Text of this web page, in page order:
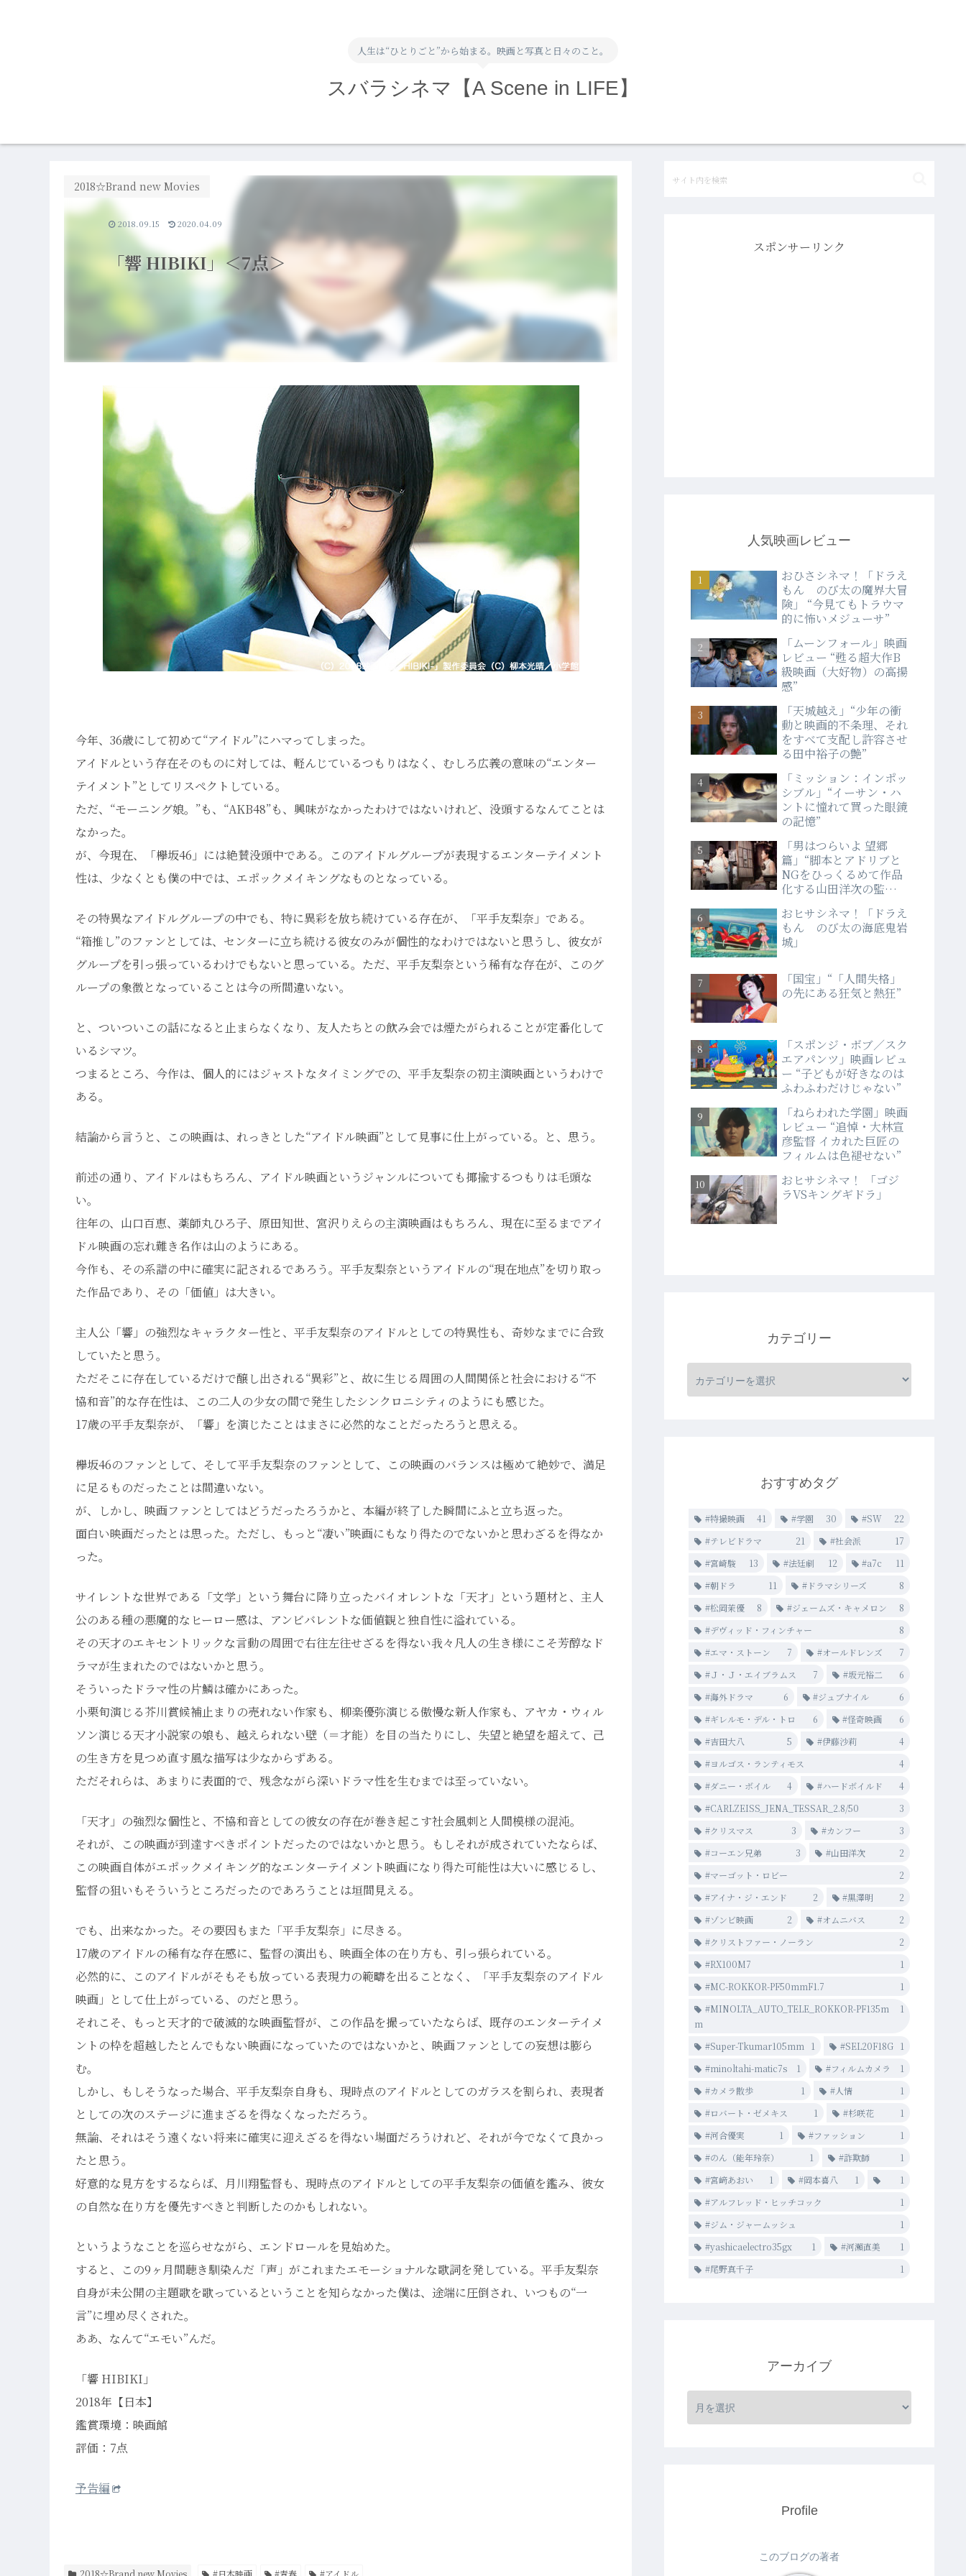
人生は“ひとりごと”から始まる。映画と写真と日々のこと。
スバラシネマ【A Scene in LIFE】
「響 HIBIKI」＜7点＞
2018☆Brand new Movies
2018.09.15 2020.04.09
今年、36歳にして初めて“アイドル”にハマってしまった。
アイドルという存在そのものに対しては、軽んじているつもりはなく、むしろ広義の意味の“エンター
テイメント”としてリスペクトしている。
ただ、“モーニング娘。”も、“AKB48”も、興味がなかったわけではないけれど、没頭するなんてことは
なかった。
が、今現在、「欅坂46」には絶賛没頭中である。このアイドルグループが表現するエンターテイメント
性は、少なくとも僕の中では、エポックメイキングなものとなっている。
その特異なアイドルグループの中でも、特に異彩を放ち続けている存在が、「平手友梨奈」である。
“箱推し”のファンとしては、センターに立ち続ける彼女のみが個性的なわけではないと思うし、彼女が
グループを引っ張っているわけでもないと思っている。ただ、平手友梨奈という稀有な存在が、このグ
ループの象徴となっていることは今の所間違いない。
と、ついついこの話になると止まらなくなり、友人たちとの飲み会では煙たがられることが定番化して
いるシマツ。
つまるところ、今作は、個人的にはジャストなタイミングでの、平手友梨奈の初主演映画というわけで
ある。
結論から言うと、この映画は、れっきとした“アイドル映画”として見事に仕上がっている。と、思う。
前述の通り、アイドルはもちろん、アイドル映画というジャンルについても揶揄するつもりは毛頭な
い。
往年の、山口百恵、薬師丸ひろ子、原田知世、宮沢りえらの主演映画はもちろん、現在に至るまでアイ
ドル映画の忘れ難き名作は山のようにある。
今作も、その系譜の中に確実に記されるであろう。平手友梨奈というアイドルの“現在地点”を切り取っ
た作品であり、その「価値」は大きい。
主人公「響」の強烈なキャラクター性と、平手友梨奈のアイドルとしての特異性も、奇妙なまでに合致
していたと思う。
ただそこに存在しているだけで醸し出される“異彩”と、故に生じる周囲の人間関係と社会における“不
協和音”的な存在性は、この二人の少女の間で発生したシンクロニシティのようにも感じた。
17歳の平手友梨奈が、「響」を演じたことはまさに必然的なことだったろうと思える。
欅坂46のファンとして、そして平手友梨奈のファンとして、この映画のバランスは極めて絶妙で、満足
に足るものだったことは間違いない。
が、しかし、映画ファンとしてはどうだったろうかと、本編が終了した瞬間にふと立ち返った。
面白い映画だったとは思った。ただし、もっと“凄い”映画にもなり得たのでないかと思わざるを得なか
った。
サイレントな世界である「文学」という舞台に降り立ったバイオレントな「天才」という題材と、主人
公のある種の悪魔的なヒーロー感は、アンビバレントな価値観と独自性に溢れている。
その天才のエキセントリックな言動の周囲で右往左往せざるを得ない我々凡人の生き様にこそ芳醇なド
ラマが生まれたのではないかと思う。
そういったドラマ性の片鱗は確かにあった。
小栗旬演じる芥川賞候補止まりの売れない作家も、柳楽優弥演じる傲慢な新人作家も、アヤカ・ウィル
ソン演じる天才小説家の娘も、越えられない壁（＝才能）を目の当たりにし、失望と絶望を超えて、己
の生き方を見つめ直す風な描写は少なからずある。
ただそれらは、あまりに表面的で、残念ながら深いドラマ性を生むまでは至っていない。
「天才」の強烈な個性と、不協和音としての彼女の存在が巻き起こす社会風刺と人間模様の混沌。
それが、この映画が到達すべきポイントだったのではないかと思う。もしそれが成されていたならば、
この映画自体がエポックメイキング的なエンターテイメント映画になり得た可能性は大いに感じるし、
監督の狙いもそういうところだったのであろうことは垣間見える。
でも、出来なかった。その要因もまた「平手友梨奈」に尽きる。
17歳のアイドルの稀有な存在感に、監督の演出も、映画全体の在り方も、引っ張られている。
必然的に、このアイドルがそもそも放っている表現力の範疇を出ることなく、「平手友梨奈のアイドル
映画」として仕上がっている、のだと思う。
それこそ、もっと天才的で破滅的な映画監督が、この作品を撮っていたならば、既存のエンターテイメ
ントの枠を超越したとんでもない映画になっていたのではないかと、映画ファンとしての妄想は膨ら
む。
しかし、もしそうなった場合、平手友梨奈自身も、現時点のアイドルとしてのガラスを割られ、表現者
としての次のステージに進まざるを得なくなっただろう。
無論、それはそう遠くない将来に確実に迎えざるを得ない場面だろうけれど、それが今でなくて良かっ
たと思う。
好意的な見方をするならば、月川翔監督も、現時点のアイドルとしての平手友梨奈の価値を鑑み、彼女
の自然な在り方を優先すべきと判断したのかもしれない。
というようなことを巡らせながら、エンドロールを見始めた。
すると、この9ヶ月間聴き馴染んだ「声」がこれまたエモーショナルな歌詞を発している。平手友梨奈
自身が未公開の主題歌を歌っているということを知らなかった僕は、途端に圧倒され、いつもの“一
言”に埋め尽くされた。
ああ、なんて“エモい”んだ。
「響 HIBIKI」
2018年【日本】
鑑賞環境：映画館
評価：7点
予告編
2018☆Brand new Movies #日本映画 #青春 #アイドル
スポンサーリンク
人気映画レビュー
おひさシネマ！「ドラえ
もん のび太の魔界大冒
険」 “今見てもトラウマ
的に怖いメジューサ”
「ムーンフォール」映画
レビュー “甦る超大作B
級映画（大好物）の高揚
感”
「天城越え」“少年の衝
動と映画的不条理、それ
をすべて支配し許容させ
る田中裕子の艶”
「ミッション：インポッ
シブル」“イーサン・ハ
ントに憧れて買った眼鏡
の記憶”
「男はつらいよ 望郷
篇」“脚本とアドリブと
NGをひっくるめて作品
化する山田洋次の監督
おヒサシネマ！「ドラえ
もん のび太の海底鬼岩
城」
「国宝」“「人間失格」
の先にある狂気と熱狂”
「スポンジ・ボブ／スク
エアパンツ」映画レビュ
ー “子どもが好きなのは
ふわふわだけじゃない”
「ねらわれた学園」映画
レビュー “追悼・大林宣
彦監督 イカれた巨匠の
フィルムは色褪せない”
おヒサシネマ！ 「ゴジ
ラVSキングギドラ」
カテゴリー
おすすめタグ
#特撮映画 41 #学園 30 #SW
22
#テレビドラマ
21 #社会派
17
#宮崎駿
13 #法廷劇 12 #a7c
11
#朝ドラ
11 #ドラマシリーズ
8
#松岡茉優
8 #ジェームズ・キャメロン
8
#デヴィッド・フィンチャー
8
#エマ・ストーン
7 #オールドレンズ
7
#Ｊ・Ｊ・エイブラムス
7 #坂元裕二
6
#海外ドラマ
6 #ジュブナイル
6
#ギレルモ・デル・トロ
6 #怪奇映画
6
#吉田大八
5 #伊藤沙莉
4
#ヨルゴス・ランティモス
4
#ダニー・ボイル
4 #ハードボイルド
4
#CARLZEISS_JENA_TESSAR_2.8/50
3
#クリスマス
3 #カンフー
3
#コーエン兄弟
3 #山田洋次
2
#マーゴット・ロビー
2
#アイナ・ジ・エンド
2 #黒澤明
2
#ゾンビ映画
2 #オムニバス
2
#クリストファー・ノーラン
2
#RX100M7
1
#MC-ROKKOR-PF50mmF1.7
1
#MINOLTA_AUTO_TELE_ROKKOR-PF135m
m
1
#Super-Tkumar105mm 1 #SEL20F18G
1
#minoltahi-matic7s
1 #フィルムカメラ
1
#カメラ散歩
1 #人情
1
#ロバート・ゼメキス
1 #杉咲花
1
#河合優実
1 #ファッション
1
#のん（能年玲奈）
1 #詐欺師
1
#宮﨑あおい
1 #岡本喜八 1
1
#アルフレッド・ヒッチコック
1
#ジム・ジャームッシュ
1
#yashicaelectro35gx
1 #河瀨直美
1
#尾野真千子
1
アーカイブ
Profile
このブログの著者